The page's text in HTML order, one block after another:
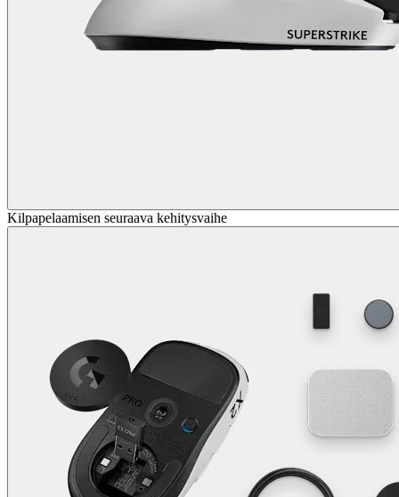
Kilpapelaamisen seuraava kehitysvaihe